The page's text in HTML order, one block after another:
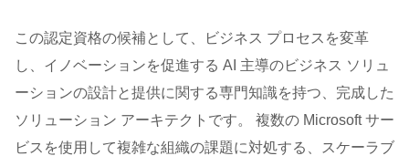
この認定資格の候補として、ビジネス プロセスを変革
し、イノベーションを促進する AI 主導のビジネス ソリュ
ーションの設計と提供に関する専門知識を持つ、完成した
ソリューション アーキテクトです。 複数の Microsoft サー
ビスを使用して複雑な組織の課題に対処する、スケーラブ